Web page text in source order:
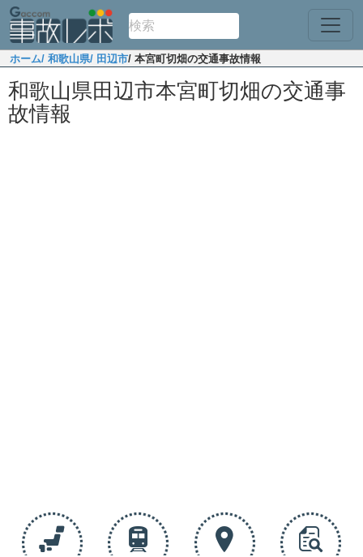
ホーム/ 和歌山県/ 田辺市/ 本宮町切畑の交通事故情報
和歌山県田辺市本宮町切畑の交通事
故情報